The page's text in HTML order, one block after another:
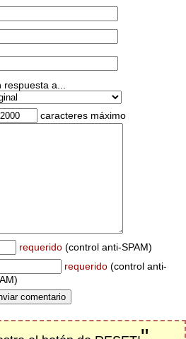
respuesta a...
caracteres máximo
requerido (control anti-SPAM)
requerido (control anti-